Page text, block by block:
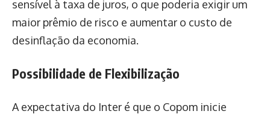
sensível à taxa de juros, o que poderia exigir um
maior prêmio de risco e aumentar o custo de
desinflação da economia.
Possibilidade de Flexibilização
A expectativa do Inter é que o Copom inicie